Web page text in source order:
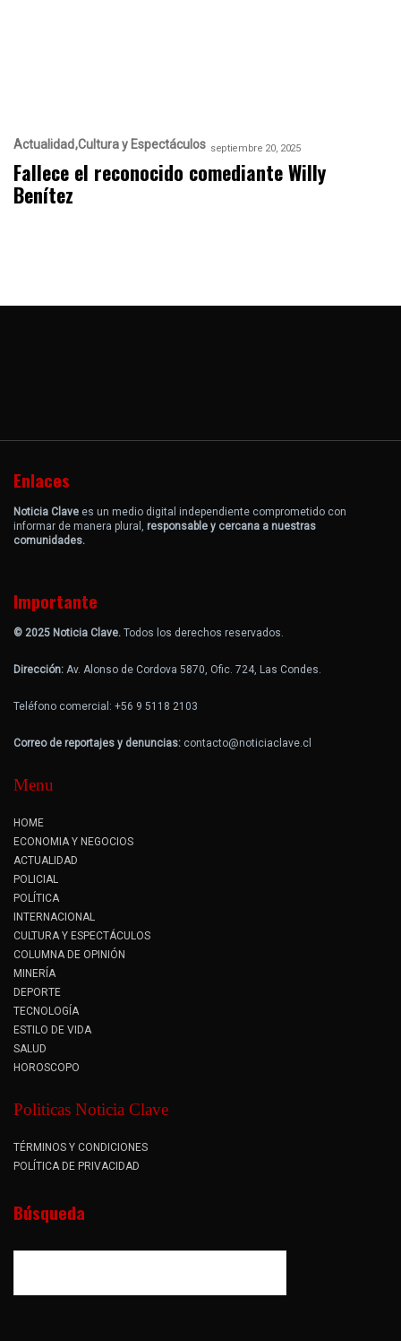
Actualidad Cultura y Espectáculos septiembre 20, 2025
Fallece el reconocido comediante Willy
Benítez
Enlaces
Noticia Clave es un medio digital independiente comprometido con
informar de manera plural, responsable y cercana a nuestras
comunidades.
Importante
© 2025 Noticia Clave. Todos los derechos reservados.
Dirección: Av. Alonso de Cordova 5870, Ofic. 724, Las Condes.
Teléfono comercial: +56 9 5118 2103
Correo de reportajes y denuncias: contacto@noticiaclave.cl
Menu
HOME
ECONOMIA Y NEGOCIOS
ACTUALIDAD
POLICIAL
POLÍTICA
INTERNACIONAL
CULTURA Y ESPECTÁCULOS
COLUMNA DE OPINIÓN
MINERÍA
DEPORTE
TECNOLOGÍA
ESTILO DE VIDA
SALUD
HOROSCOPO
Politicas Noticia Clave
TÉRMINOS Y CONDICIONES
POLÍTICA DE PRIVACIDAD
Búsqueda